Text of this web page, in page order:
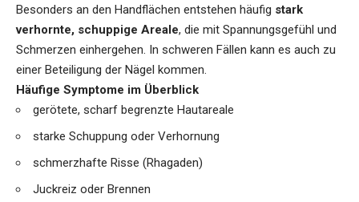
Besonders an den Handflächen entstehen häufig stark
verhornte, schuppige Areale, die mit Spannungsgefühl und
Schmerzen einhergehen. In schweren Fällen kann es auch zu
einer Beteiligung der Nägel kommen.
Häufige Symptome im Überblick
gerötete, scharf begrenzte Hautareale
starke Schuppung oder Verhornung
schmerzhafte Risse (Rhagaden)
Juckreiz oder Brennen